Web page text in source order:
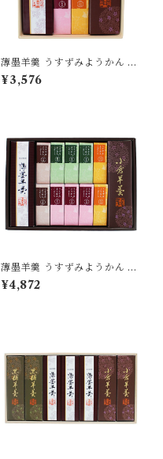
薄墨羊羹 うすずみようかん 小
棹 一口ようかん こざくら 詰合
せ セット [yokan-kk-set02]
¥3,576
薄墨羊羹 うすずみようかん 小
棹 一口ようかん こざくら 詰合
せ セット 【送料無料】 [yoka
¥4,872